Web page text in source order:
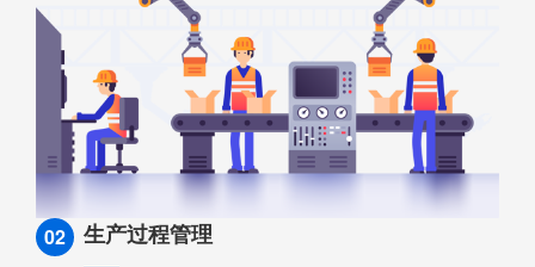
02 生产过程管理